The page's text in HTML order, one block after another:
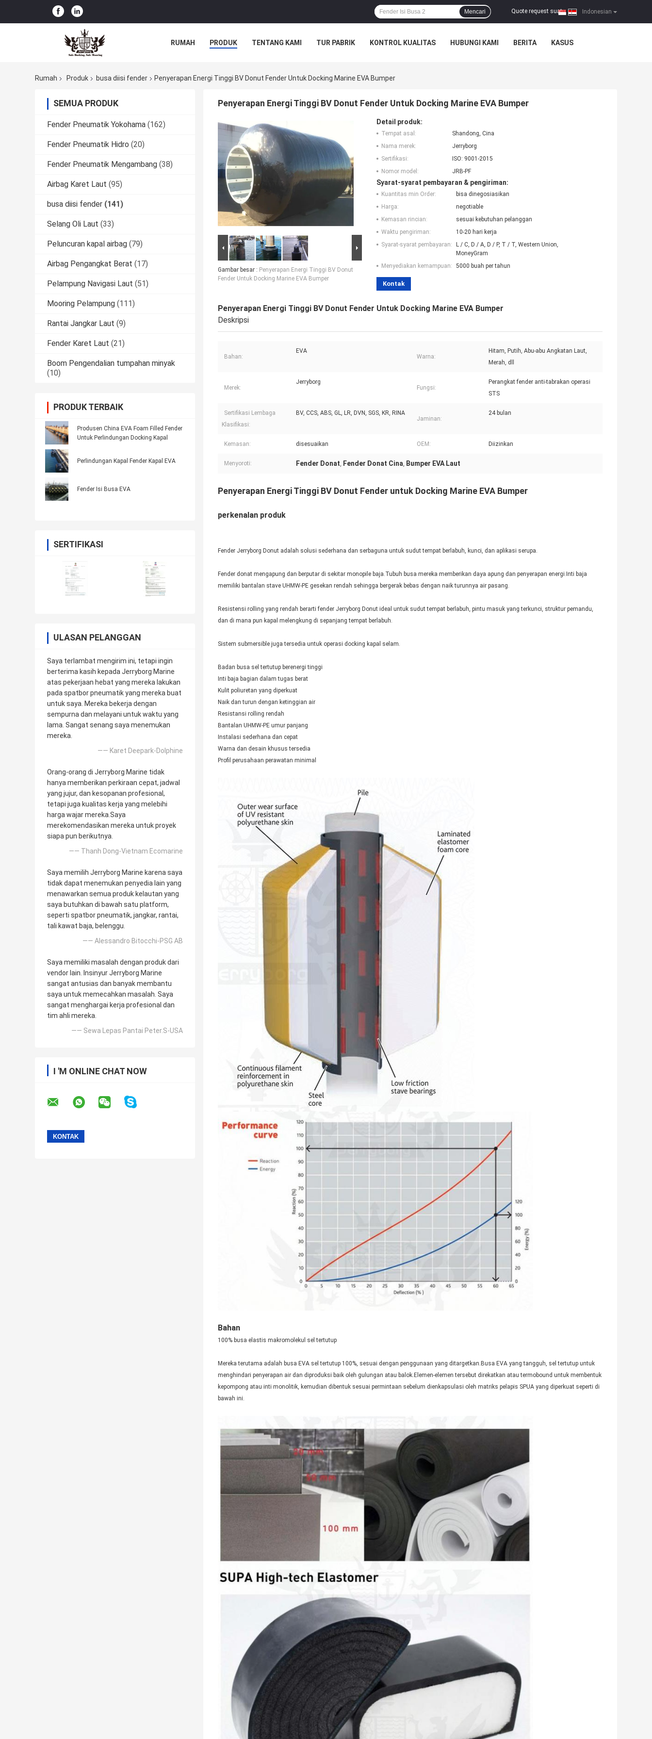
Indonesian
Quote request suatu |
Mencari
RUMAH PRODUK TENTANG KAMI TUR PABRIK KONTROL KUALITAS HUBUNGI KAMI BERITA KASUS
Rumah Produk busa diisi fender Penyerapan Energi Tinggi BV Donut Fender Untuk Docking Marine EVA Bumper
SEMUA PRODUK
Fender Pneumatik Yokohama (162)
Fender Pneumatik Hidro (20)
Fender Pneumatik Mengambang (38)
Airbag Karet Laut (95)
busa diisi fender (141)
Selang Oli Laut (33)
Peluncuran kapal airbag (79)
Airbag Pengangkat Berat (17)
Pelampung Navigasi Laut (51)
Mooring Pelampung (111)
Rantai Jangkar Laut (9)
Fender Karet Laut (21)
Boom Pengendalian tumpahan minyak
(10)
PRODUK TERBAIK
Produsen China EVA Foam Filled Fender
Untuk Perlindungan Docking Kapal
Perlindungan Kapal Fender Kapal EVA
Fender Isi Busa EVA
SERTIFIKASI
ULASAN PELANGGAN
Saya terlambat mengirim ini, tetapi ingin
berterima kasih kepada Jerryborg Marine
atas pekerjaan hebat yang mereka lakukan
pada spatbor pneumatik yang mereka buat
untuk saya. Mereka bekerja dengan
sempurna dan melayani untuk waktu yang
lama. Sangat senang saya menemukan
mereka.
—— Karet Deepark-Dolphine
Orang-orang di Jerryborg Marine tidak
hanya memberikan perkiraan cepat, jadwal
yang jujur, dan kesopanan profesional,
tetapi juga kualitas kerja yang melebihi
harga wajar mereka.Saya
merekomendasikan mereka untuk proyek
siapa pun berikutnya.
—— Thanh Dong-Vietnam Ecomarine
Saya memilih Jerryborg Marine karena saya
tidak dapat menemukan penyedia lain yang
menawarkan semua produk kelautan yang
saya butuhkan di bawah satu platform,
seperti spatbor pneumatik, jangkar, rantai,
tali kawat baja, belenggu.
—— Alessandro Bitocchi-PSG AB
Saya memiliki masalah dengan produk dari
vendor lain. Insinyur Jerryborg Marine
sangat antusias dan banyak membantu
saya untuk memecahkan masalah. Saya
sangat menghargai kerja profesional dan
tim ahli mereka.
—— Sewa Lepas Pantai Peter.S-USA
I 'M ONLINE CHAT NOW
Penyerapan Energi Tinggi BV Donut Fender Untuk Docking Marine EVA Bumper
Gambar besar : Penyerapan Energi Tinggi BV Donut
Fender Untuk Docking Marine EVA Bumper
Detail produk:
Tempat asal:
Shandong, Cina
Nama merek:
Jerryborg
Sertifikasi:
ISO: 9001-2015
Nomor model:
JRB-PF
Syarat-syarat pembayaran & pengiriman:
Kuantitas min Order:
bisa dinegosiasikan
Harga:
negotiable
Kemasan rincian:
sesuai kebutuhan pelanggan
Waktu pengiriman:
10-20 hari kerja
Syarat-syarat pembayaran:
L / C, D / A, D / P, T / T, Western Union,
MoneyGram
Menyediakan kemampuan:
5000 buah per tahun
Kontak
Penyerapan Energi Tinggi BV Donut Fender Untuk Docking Marine EVA Bumper
Deskripsi
Bahan:
EVA
Warna:
Hitam, Putih, Abu-abu Angkatan Laut,
Merah, dll
Merek:
Jerryborg
Fungsi:
Perangkat fender anti-tabrakan operasi
STS
Sertifikasi Lembaga
Klasifikasi:
BV, CCS, ABS, GL, LR, DVN, SGS, KR, RINA
Jaminan:
24 bulan
Kemasan: disesuaikan OEM: Diizinkan
Menyoroti: Fender Donat, Fender Donat Cina, Bumper EVA Laut
Penyerapan Energi Tinggi BV Donut Fender untuk Docking Marine EVA Bumper
perkenalan produk
Fender Jerryborg Donut adalah solusi sederhana dan serbaguna untuk sudut tempat berlabuh, kunci, dan aplikasi serupa.
Fender donat mengapung dan berputar di sekitar monopile baja.Tubuh busa mereka memberikan daya apung dan penyerapan energi.Inti baja
memiliki bantalan stave UHMW-PE gesekan rendah sehingga bergerak bebas dengan naik turunnya air pasang.
Resistensi rolling yang rendah berarti fender Jerryborg Donut ideal untuk sudut tempat berlabuh, pintu masuk yang terkunci, struktur pemandu,
dan di mana pun kapal melengkung di sepanjang tempat berlabuh.
Sistem submersible juga tersedia untuk operasi docking kapal selam.
Badan busa sel tertutup berenergi tinggi
Inti baja bagian dalam tugas berat
Kulit poliuretan yang diperkuat
Naik dan turun dengan ketinggian air
Resistansi rolling rendah
Bantalan UHMW-PE umur panjang
Instalasi sederhana dan cepat
Warna dan desain khusus tersedia
Profil perusahaan perawatan minimal
Bahan
100% busa elastis makromolekul sel tertutup
Mereka terutama adalah busa EVA sel tertutup 100%, sesuai dengan penggunaan yang ditargetkan.Busa EVA yang tangguh, sel tertutup untuk
menghindari penyerapan air dan diproduksi baik oleh gulungan atau balok.Elemen-elemen tersebut direkatkan atau termobound untuk membentuk
kepompong atau inti monolitik, kemudian dibentuk sesuai permintaan sebelum dienkapsulasi oleh matriks pelapis SPUA yang diperkuat seperti di
bawah ini.